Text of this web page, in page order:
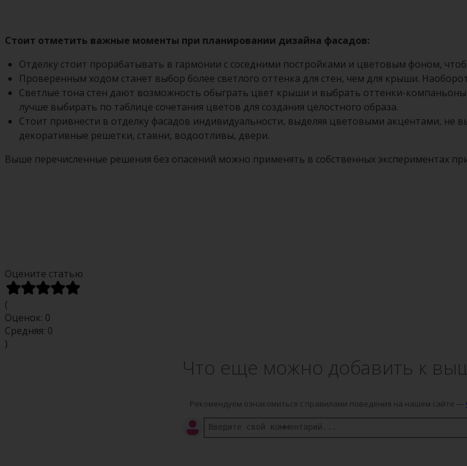
Стоит отметить важные моменты при планировании дизайна фасадов:
Отделку стоит прорабатывать в гармонии с соседними постройками и цветовым фоном,
Проверенным ходом станет выбор более светлого оттенка для стен, чем для крыши.
Светлые тона стен дают возможность обыграть цвет крыши и выбрать оттенки-
лучше выбирать по таблице сочетания цветов для создания целостного образа.
Стоит привнести в отделку фасадов индивидуальности, выделяя цветовыми акцентами,
декоративные решетки, ставни, водоотливы, двери.
Выше перечисленные решения без опасений можно применять в собственных экспериментах
Оцените статью
(
Оценок: 0
Средняя: 0
)
Что еще можно добавить к
Рекомендуем ознакомиться с правилами поведения на нашем сайте —